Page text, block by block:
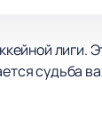
лиги.
судьба